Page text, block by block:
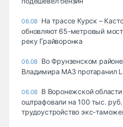
06.08 На трассе Курск –
обновляют 65-метровый
реку Грайворонка
06.08 Во Фрунзенском районе
Владимира МАЗ протаранил
06.08 В Воронежской
оштрафовали на 100 тыс. руб.
трудоустройство экс-